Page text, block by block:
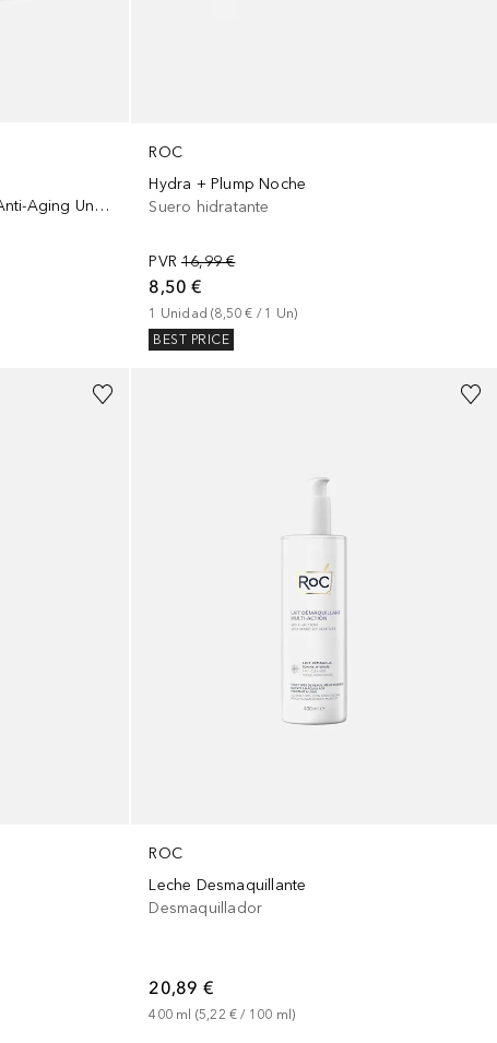
Multi Correxion Revive+Glow Anti-Aging Unifying Cream
ROC
Hydra + Plump Noche
Suero hidratante
PVR 16,99 €
8,50 €
1 Unidad (8,50 € / 1 Un)
BEST PRICE
ROC
Leche Desmaquillante
Desmaquillador
20,89 €
400 ml (5,22 € / 100 ml)